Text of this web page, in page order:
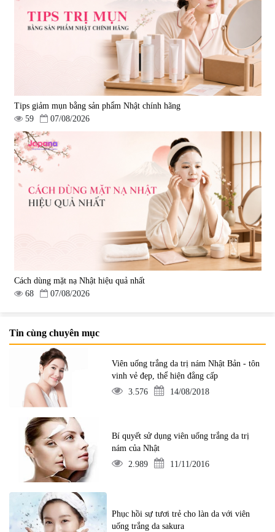
Tips giảm mụn bằng sản phẩm Nhật chính hãng
59
07/08/2026
Cách dùng mặt nạ Nhật hiệu quả nhất
68
07/08/2026
Tin cùng chuyên mục
Viên uống trắng da trị nám Nhật Bản - tôn
vinh vẻ đẹp, thể hiện đẳng cấp
3.576
14/08/2018
Bí quyết sử dụng viên uống trắng da trị
nám của Nhật
2.989
11/11/2016
Phục hồi sự tươi trẻ cho làn da với viên
uống trắng da sakura